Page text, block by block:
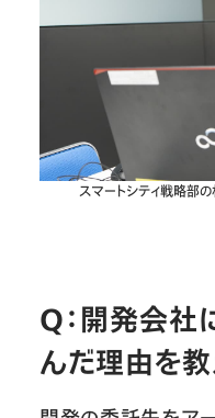
スマートシティ戦略部
Q：開発会社
んだ理由を